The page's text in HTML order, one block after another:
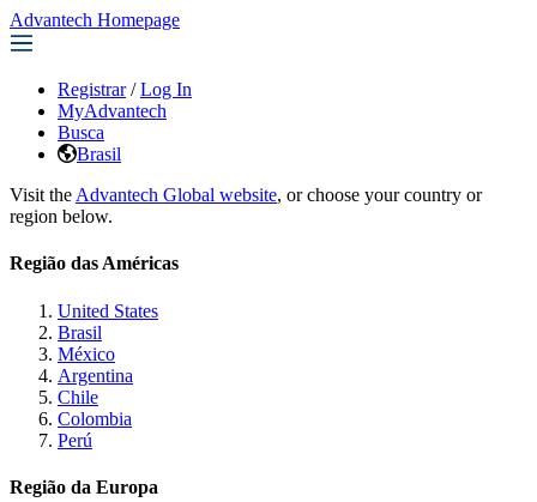
Advantech Homepage
Registrar / Log In
MyAdvantech
Busca
Brasil
Visit the Advantech Global website, or choose your country or
region below.
Região das Américas
United States
Brasil
México
Argentina
Chile
Colombia
Perú
Região da Europa